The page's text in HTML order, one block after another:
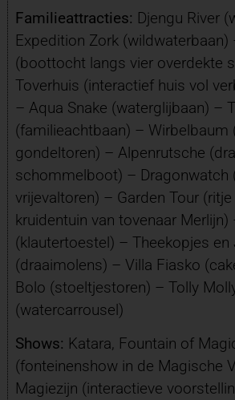
Familieattracties: Djengu River
Expedition Zork (wildwaterbaan)
(boottocht langs vier overdekte
Toverhuis (interactief huis vol
– Aqua Snake (waterglijbaan) –
(familieachtbaan) – Wirbelbaum
gondeltoren) – Alpenrutsche
schommelboot) – Dragonwatch
vrijevaltoren) – Garden Tour
kruidentuin van tovenaar Merlijn)
(klautertoestel) – Theekopjes
(draaimolens) – Villa Fiasko
Bolo (stoeltjestoren) – Tolly
(watercarrousel)
Shows: Katara, Fountain of
(fonteinenshow in de Magische
Magiezijn (interactieve